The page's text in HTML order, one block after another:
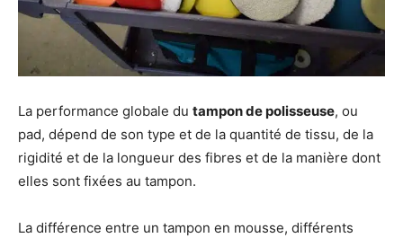
La performance globale du tampon de polisseuse, ou
pad, dépend de son type et de la quantité de tissu, de la
rigidité et de la longueur des fibres et de la manière dont
elles sont fixées au tampon.
La différence entre un tampon en mousse, différents